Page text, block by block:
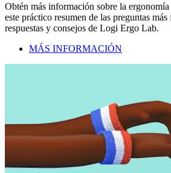
Obtén más información sobre la
este práctico resumen de las preguntas más
respuestas y consejos de Logi Ergo Lab.
MÁS INFORMACIÓN